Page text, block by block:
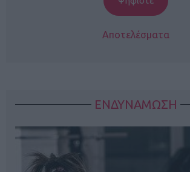
Αποτελέσματα
ΕΝΔΥΝΑΜΩΣΗ